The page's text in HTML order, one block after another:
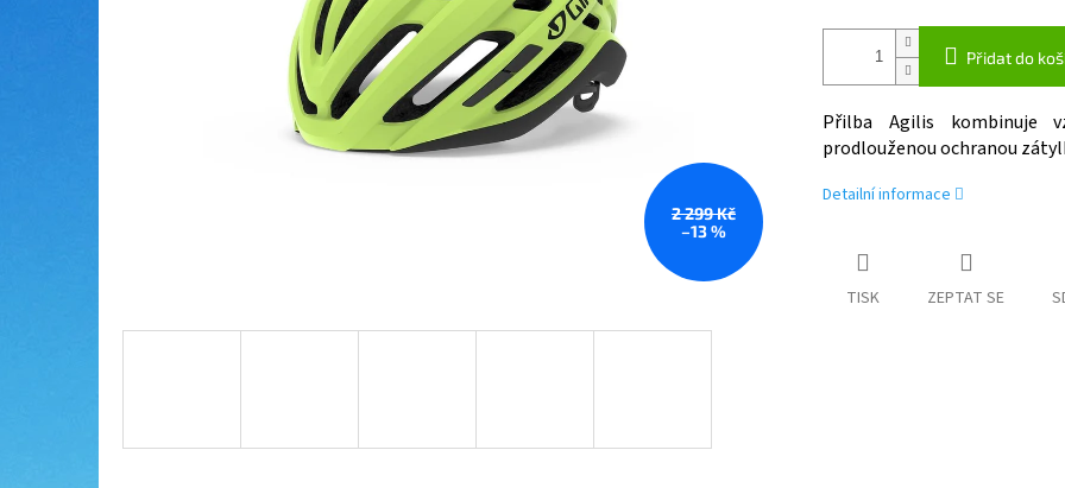
2 299 Kč
–13 %
Přidat do
Přilba Agilis kombinuje
prodlouženou ochranou
Detailní informace
TISK ZEPTAT SE